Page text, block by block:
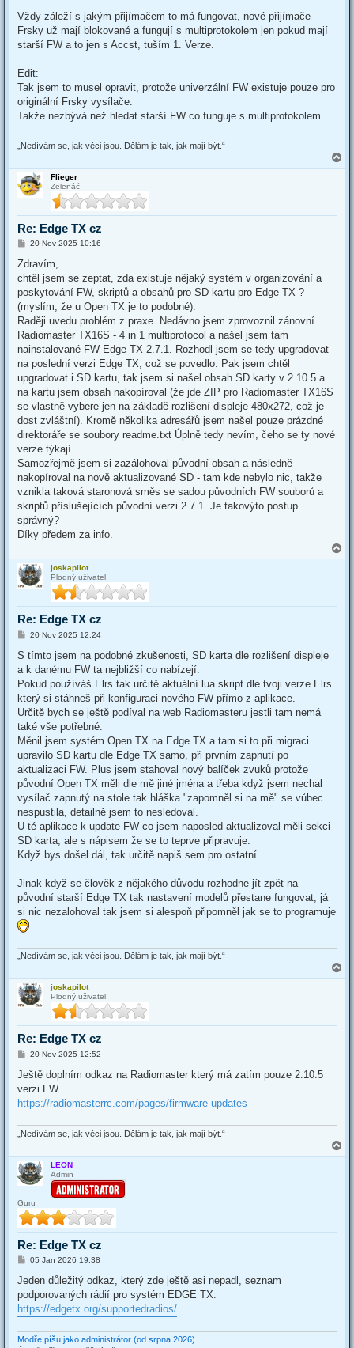
s
Vždy záleží s jakým přijímačem to má fungovat, nové přijímače
Frsky už mají blokované a fungují s multiprotokolem jen pokud mají
starší FW a to jen s Accst, tuším 1. Verze.
Edit:
Tak jsem to musel opravit, protože univerzální FW existuje pouze pro
originální Frsky vysílače.
Takže nezbývá než hledat starší FW co funguje s multiprotokolem.
„Nedívám se, jak věci jsou. Dělám je tak, jak mají být.“
o
Flieger
Zelenáč
Re: Edge TX cz
P
s
20 Nov 2025 10:16
Zdravím,
chtěl jsem se zeptat, zda existuje nějaký systém v organizování a
poskytování FW, skriptů a obsahů pro SD kartu pro Edge TX ?
(myslím, že u Open TX je to podobné).
Raději uvedu problém z praxe. Nedávno jsem zprovoznil zánovní
Radiomaster TX16S - 4 in 1 multiprotocol a našel jsem tam
nainstalované FW Edge TX 2.7.1. Rozhodl jsem se tedy upgradovat
na poslední verzi Edge TX, což se povedlo. Pak jsem chtěl
upgradovat i SD kartu, tak jsem si našel obsah SD karty v 2.10.5 a
na kartu jsem obsah nakopíroval (že jde ZIP pro Radiomaster TX16S
se vlastně vybere jen na základě rozlišení displeje 480x272, což je
dost zvláštní). Kromě několika adresářů jsem našel pouze prázdné
direktoráře se soubory readme.txt Úplně tedy nevím, čeho se ty nové
verze týkají.
Samozřejmě jsem si zazálohoval původní obsah a následně
nakopíroval na nově aktualizované SD - tam kde nebylo nic, takže
vznikla taková staronová směs se sadou původních FW souborů a
skriptů příslušejících původní verzi 2.7.1. Je takovýto postup
správný?
Díky předem za info.
o
joskapilot
Plodný uživatel
Re: Edge TX cz
P
s
20 Nov 2025 12:24
S tímto jsem na podobné zkušenosti, SD karta dle rozlišení displeje
a k danému FW ta nejbližší co nabízejí.
Pokud používáš Elrs tak určitě aktuální lua skript dle tvoji verze Elrs
který si stáhneš při konfiguraci nového FW přímo z aplikace.
Určitě bych se ještě podíval na web Radiomasteru jestli tam nemá
také vše potřebné.
Měnil jsem systém Open TX na Edge TX a tam si to při migraci
upravilo SD kartu dle Edge TX samo, při prvním zapnutí po
aktualizaci FW. Plus jsem stahoval nový balíček zvuků protože
původní Open TX měli dle mě jiné jména a třeba když jsem nechal
vysílač zapnutý na stole tak hláška "zapomněl si na mě" se vůbec
nespustila, detailně jsem to nesledoval.
U té aplikace k update FW co jsem naposled aktualizoval měli sekci
SD karta, ale s nápisem že se to teprve připravuje.
Když bys došel dál, tak určitě napiš sem pro ostatní.
Jinak když se člověk z nějakého důvodu rozhodne jít zpět na
původní starší Edge TX tak nastavení modelů přestane fungovat, já
si nic nezalohoval tak jsem si alespoň připomněl jak se to programuje
„Nedívám se, jak věci jsou. Dělám je tak, jak mají být.“
o
joskapilot
Plodný uživatel
Re: Edge TX cz
P
s
20 Nov 2025 12:52
Ještě doplním odkaz na Radiomaster který má zatím pouze 2.10.5
verzi FW.
https://radiomasterrc.com/pages/firmware-updates
„Nedívám se, jak věci jsou. Dělám je tak, jak mají být.“
o
LEON
Admin
Guru
Re: Edge TX cz
P
s
05 Jan 2026 19:38
Jeden důležitý odkaz, který zde ještě asi nepadl, seznam
podporovaných rádií pro systém EDGE TX:
https://edgetx.org/supportedradios/
Modře píšu jako administrátor (od srpna 2026)